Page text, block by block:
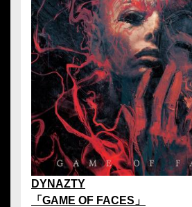
DYNAZTY
「GAME OF FACES」